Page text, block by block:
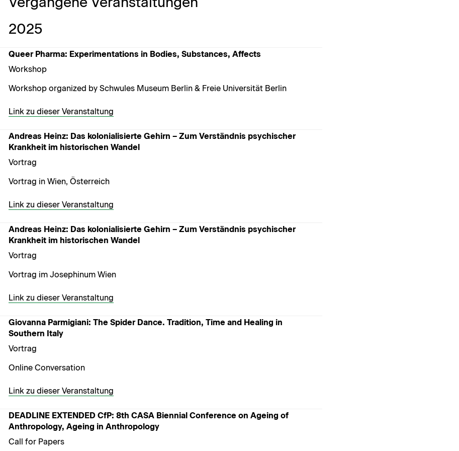
2025
Queer Pharma: Experimentations in Bodies, Substances, Affects
Workshop
Workshop organized by Schwules Museum Berlin & Freie Universität Berlin
Link zu dieser Veranstaltung
Andreas Heinz: Das kolonialisierte Gehirn – Zum Verständnis psychischer
Krankheit im historischen Wandel
Vortrag
Vortrag in Wien, Österreich
Link zu dieser Veranstaltung
Andreas Heinz: Das kolonialisierte Gehirn – Zum Verständnis psychischer
Krankheit im historischen Wandel
Vortrag
Vortrag im Josephinum Wien
Link zu dieser Veranstaltung
Giovanna Parmigiani: The Spider Dance. Tradition, Time and Healing in
Southern Italy
Vortrag
Online Conversation
Link zu dieser Veranstaltung
DEADLINE EXTENDED CfP: 8th CASA Biennial Conference on Ageing of
Anthropology, Ageing in Anthropology
Call for Papers